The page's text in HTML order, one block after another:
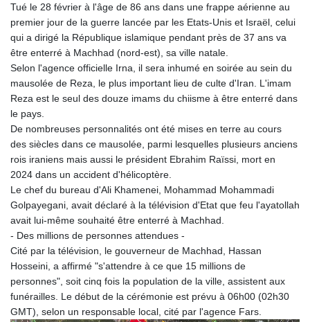
GYD 241.849406
HKD 9.067746
HNL 31.077375
HRK 7.536622
HTG 151.150865
HUF 363.096405
IDR 20580.370421
IMP 0.859288
INR 109.992259
IQD 1515.115748
IRR
1590322.371805
ISK 142.598215
JEP 0.859288
JMD 183.583315
JOD 0.819746
JPY 182.445186
KES 148.887592
KGS 101.104505
KHR 4685.244046
Tué le 28 février à l'âge de 86 ans dans une frappe aérienne au
premier jour de la guerre lancée par les Etats-Unis et Israël, celui
qui a dirigé la République islamique pendant près de 37 ans va
être enterré à Machhad (nord-est), sa ville natale.
Selon l'agence officielle Irna, il sera inhumé en soirée au sein du
mausolée de Reza, le plus important lieu de culte d'Iran. L'imam
Reza est le seul des douze imams du chiisme à être enterré dans
le pays.
De nombreuses personnalités ont été mises en terre au cours
des siècles dans ce mausolée, parmi lesquelles plusieurs anciens
rois iraniens mais aussi le président Ebrahim Raïssi, mort en
2024 dans un accident d'hélicoptère.
Le chef du bureau d'Ali Khamenei, Mohammad Mohammadi
Golpayegani, avait déclaré à la télévision d'Etat que feu l'ayatollah
avait lui-même souhaité être enterré à Machhad.
- Des millions de personnes attendues -
Cité par la télévision, le gouverneur de Machhad, Hassan
Hosseini, a affirmé "s'attendre à ce que 15 millions de
personnes", soit cinq fois la population de la ville, assistent aux
funérailles. Le début de la cérémonie est prévu à 06h00 (02h30
GMT), selon un responsable local, cité par l'agence Fars.